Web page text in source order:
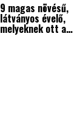
9 magas növésű,
látványos évelő,
melyeknek ott a…